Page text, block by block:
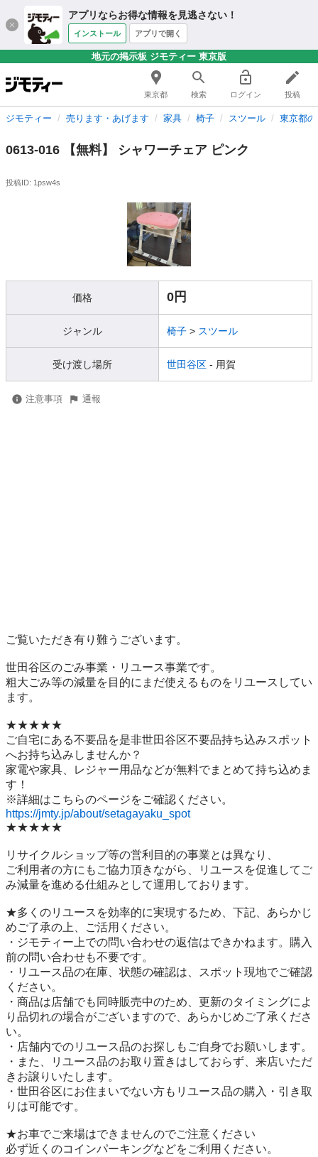
アプリならお得な情報を見逃さない！
インストール アプリで開く
地元の掲示板 ジモティー 東京版
東京都 検索 ログイン 投稿
ジモティー 売ります・あげます 家具 椅子 スツール 東京都
0613-016 【無料】 シャワーチェア ピンク
投稿ID: 1psw4s
価格 0円
ジャンル 椅子 > スツール
受け渡し場所 世田谷区 - 用賀
注意事項 通報
ご覧いただき有り難うございます。
世⽥⾕区のごみ事業・リユース事業です。
粗⼤ごみ等の減量を⽬的にまだ使えるものをリユースしてい
ます。
★★★★★
ご自宅にある不要品を是非世田谷区不要品持ち込みスポット
へお持ち込みしませんか？
家電や家具、レジャー用品などが無料でまとめて持ち込めま
す！
https://jmty.jp/about/setagayaku_spot
★★★★★
リサイクルショップ等の営利目的の事業とは異なり、
ご利用者の方にもご協力頂きながら、リユースを促進してご
み減量を進める仕組みとして運用しております。
★多くのリユースを効率的に実現するため、下記、あらかじ
めご了承の上、ご活用ください。
・ジモティー上での問い合わせの返信はできかねます。購入
前の問い合わせも不要です。
・リユース品の在庫、状態の確認は、スポット現地でご確認
ください。
・商品は店舗でも同時販売中のため、更新のタイミングによ
り品切れの場合がございますので、あらかじめご了承くださ
い。
・店舗内でのリユース品のお探しもご自身でお願いします。
・また、リユース品のお取り置きはしておらず、来店いただ
きお譲りいたします。
・世田谷区にお住まいでない方もリユース品の購入・引き取
りは可能です。
★お車でご来場はできませんのでご注意ください
必ず近くのコインパーキングなどをご利用ください。